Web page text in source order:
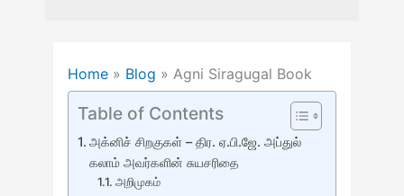
Home» Blog » Agni Siragugal Book
Table of Contents
அக்னிச் சிறகுகள் – திர. ஏ.பி.ஜே. அப்துல்
கலாம் அவர்களின் சுயசரிதை
அறிமுகம்